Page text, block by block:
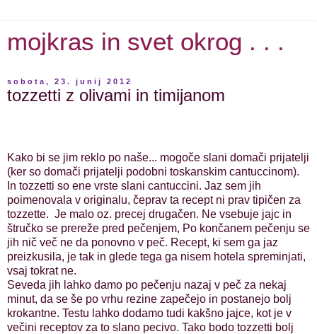
mojkras in svet okrog . . .
sobota, 23. junij 2012
tozzetti z olivami in timijanom
Kako bi se jim reklo po naše... mogoče slani domači prijatelji
(ker so domači prijatelji podobni toskanskim cantuccinom).
In tozzetti so ene vrste slani cantuccini. Jaz sem jih
poimenovala v originalu, čeprav ta recept ni prav tipičen za
tozzette. Je malo oz. precej drugačen. Ne vsebuje jajc in
štručko se prereže pred pečenjem, Po končanem pečenju se
jih nič več ne da ponovno v peč. Recept, ki sem ga jaz
preizkusila, je tak in glede tega ga nisem hotela spreminjati,
vsaj tokrat ne.
Seveda jih lahko damo po pečenju nazaj v peč za nekaj
minut, da se še po vrhu rezine zapečejo in postanejo bolj
krokantne. Testu lahko dodamo tudi kakšno jajce, kot je v
večini receptov za to slano pecivo. Tako bodo tozzetti bolj